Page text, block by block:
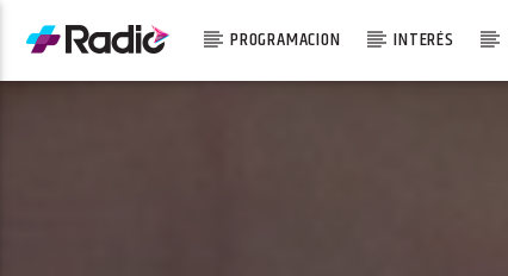
PROGRAMACION INTERÉS